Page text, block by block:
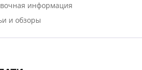
информация
и обзоры